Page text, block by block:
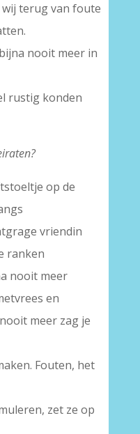
terug van foute
nooit meer in
rustig konden
op de
vriendin
ranken
nooit meer
en
meer zag je
Fouten, het
zet ze op